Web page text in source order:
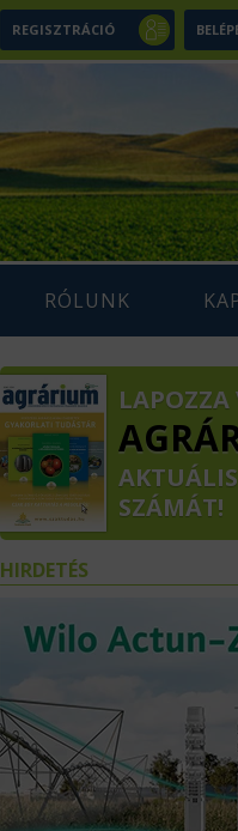
REGISZTRÁCIÓ
RÓLUNK
LAPOZZA
AKTUÁLIS
SZÁMÁT!
HIRDETÉS